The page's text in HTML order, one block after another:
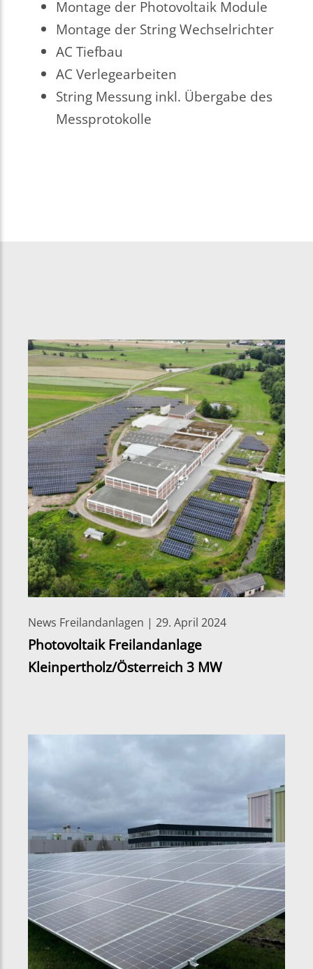
Montage der Photovoltaik Module
Montage der String Wechselrichter
AC Tiefbau
AC Verlegearbeiten
String Messung inkl. Übergabe des
Messprotokolle
News Freilandanlagen | 29. April 2024
Photovoltaik Freilandanlage
Kleinpertholz/Österreich 3 MW